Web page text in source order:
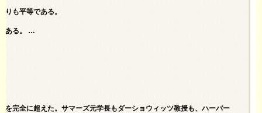
りも平等である。
ある。 …
完全に超えた。サマーズ元学長もダーショウィッツ教授も、ハーバー